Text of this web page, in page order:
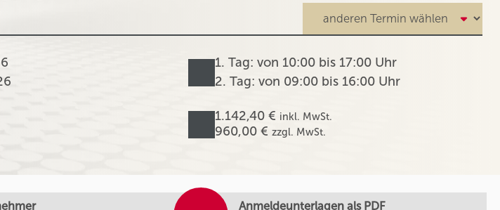
1. Tag: von 10:00 bis 17:00 Uhr
2. Tag: von 09:00 bis 16:00 Uhr
1.142,40 € inkl. MwSt.
960,00 € zzgl. MwSt.
Anmeldeunterlagen als PDF